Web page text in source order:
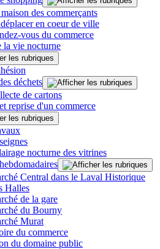
des commerçants
déplacer en coeur de ville
vous du commerce
la vie nocturne
déchets
de cartons
reprise d'un commerce
nocturne des vitrines
Central dans le Laval Historique
Halles
de la gare
du Bourny
Murat
du commerce
du domaine public